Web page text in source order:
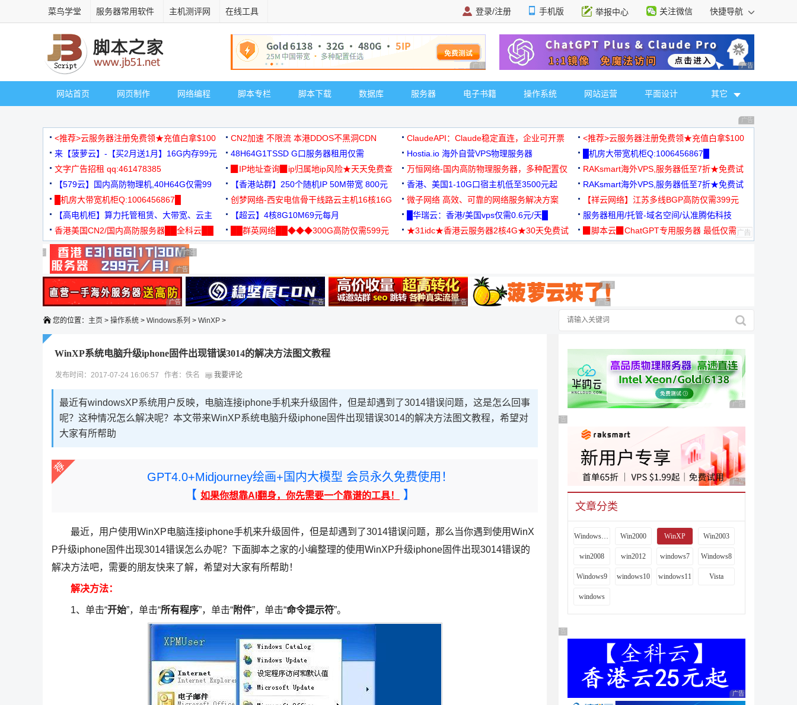
菜鸟学堂 服务器常用软件 主机测评网 在线工具 登录/注册 手机版 举报中心 关注微信 快捷导航
广告 商业广告，理性选择 广告 商业广告，理
网站首页 网页制作 网络编程 脚本专栏 脚本下载 数据库 服务器 电子书籍 操作系统 网站运营 平面设计 其它
广告 商业广告，理
<推荐>云服务器注册免费领★充值白拿$100 CN2加速 不限流 本港DDOS不黑洞CDN ClaudeAPI：Claude稳定直连，企业可开票
<推荐>云服务器注册免费领★充值白拿$100
来【菠萝云】-【买2月送1月】16G内存99元
48H64G1TSSD G口服务器租用仅需
3000+可免费测试
Hostia.io 海外自营VPS物理服务器
█机房大带宽机柜Q:1006456867█
文字广告招租 qq:461478385
▉IP地址查询▉ip归属地ip风险★天天免费查
万恒网络-国内高防物理服务器，多种配置仅
99元/月起
RAKsmart海外VPS,服务器低至7折★免费试
用★
【579云】国内高防物理机,40H64G仅需99
元
【香港站群】250个随机IP 50M带宽 800元 香港、美国1-10G口宿主机低至3500元起
RAKsmart海外VPS,服务器低至7折★免费试
用★
█机房大带宽机柜Q:1006456867█
创梦网络-西安电信骨干线路云主机16核16G
88元/月
微子网络 高效、可靠的网络服务解决方案
【祥云网络】江苏多线BGP高防仅需399元
【高电机柜】算力托管租赁、大带宽、云主
机
【超云】4核8G10M69元每月 █华瑞云：香港/美国vps仅需0.6元/天█
服务器租用/托管-域名空间/认准腾佑科技
香港美国CN2/国内高防服务器██全科云██
██群英网络██◆◆◆300G高防仅需599元
★31idc★香港云服务器2核4G★30天免费试
▉脚本云▉ChatGPT专用服务器 最低仅需
广告 商业广告，理性选择
广告 商业广告，理性选择
广告 商业广告，理性选择
广告 商业广告，理性选择
广告 商业广告，理性选择
广告 商业广告，理性选择 广告 商业广告，理性选择 广告 商业广告，理性选择 广告 商业广告，理性选择
广告 商业广告，理性选择
您的位置： 主页 > 操作系统 > Windows系列 > WinXP >
WinXP系统电脑升级iphone固件出现错误3014的解决方法图文教程
发布时间：2017-07-24 16:06:57 作者：佚名 我要评论
最近有windowsXP系统用户反映，电脑连接iphone手机来升级固件，但是却遇到了3014错误问题，这是怎么回事
呢？这种情况怎么解决呢？本文带来WinXP系统电脑升级iphone固件出现错误3014的解决方法图文教程，希望对
大家有所帮助
GPT4.0+Midjourney绘画+国内大模型 会员永久免费使用！
【 如果你想靠AI翻身，你先需要一个靠谱的工具！ 】
最近，用户使用WinXP电脑连接iphone手机来升级固件，但是却遇到了3014错误问题，那么当你遇到使用WinX
P升级iphone固件出现3014错误怎么办呢？下面脚本之家的小编整理的使用WinXP升级iphone固件出现3014错误的
解决方法吧，需要的朋友快来了解，希望对大家有所帮助！
解决方法：
1、单击“开始”，单击“所有程序”，单击“附件”，单击“命令提示符”。
广告 商业广告，理性
广告 商业广告，理性选择
广告 商业广告，理性
文章分类
Windows 9x Win2000 WinXP Win2003
win2008 win2012 windows7 Windows8
Windows9 windows10 windows11 Vista
windows
广告 商业广告，理性选择
广告 商业广告，理性